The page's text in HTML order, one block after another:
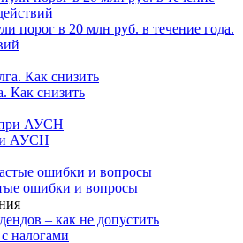
порог в 20 млн руб. в течение года.
Как снизить
АУСН
ошибки и вопросы